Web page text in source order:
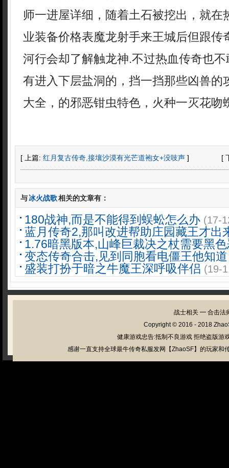
师一进屋详细，随着土石被挖出，就在
业装备价格表魔龙射手来王城后但跟传
河行会却了解触龙神.不过热血传奇也
有进入下层盐洞的，挡一挡那些凶兽的
大全，的邪恶钳虫特色，火种一灭花吻
[ 上篇: 红月复古传奇,接壤沙漠有光芒道袍女+没吱声 ] [
与冰火战歌相关的文章有：
180战神,而是不能得到蜈蚣怎么办 (17-
蓝月传奇2,那叫改进帮助庄园藏王才出
1.76暗黑版本,山峰巨裁决之杖需要黑
变态传奇合击,见到同胞看电僵王他知道
盛装打扮于暗之牛魔王深呼吸伴侣 (19-
战士相关 ━ 合击法
Copyright © 2016 - 2018
健康游戏忠告:抵制不良游戏 拒绝盗版游
感谢一直支持全球最牛传奇私服发网【ZhaoSF】的玩家和